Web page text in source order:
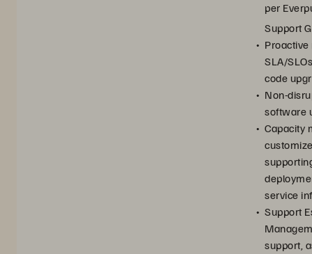
per
Support
SLA/
code
Non-
software
Capacity
service
Support
support,